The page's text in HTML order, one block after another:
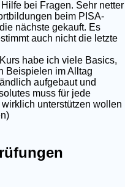
bei Fragen. Sehr netter
beim PISA-
nächste gekauft. Es
auch nicht die letzte
habe ich viele Basics,
Beispielen im Alltag
aufgebaut und
muss für jede
unterstützen wollen